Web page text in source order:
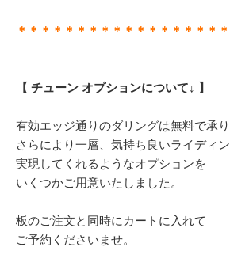
＊＊＊＊＊＊＊＊＊＊＊＊＊＊＊＊＊＊
【 チューン オプションについて↓ 】
有効エッジ通りのダリングは無料で承り
さらにより一層、気持ち良いライディ
実現してくれるようなオプションを
いくつかご用意いたしました。
板のご注文と同時にカートに入れて
ご予約くださいませ。